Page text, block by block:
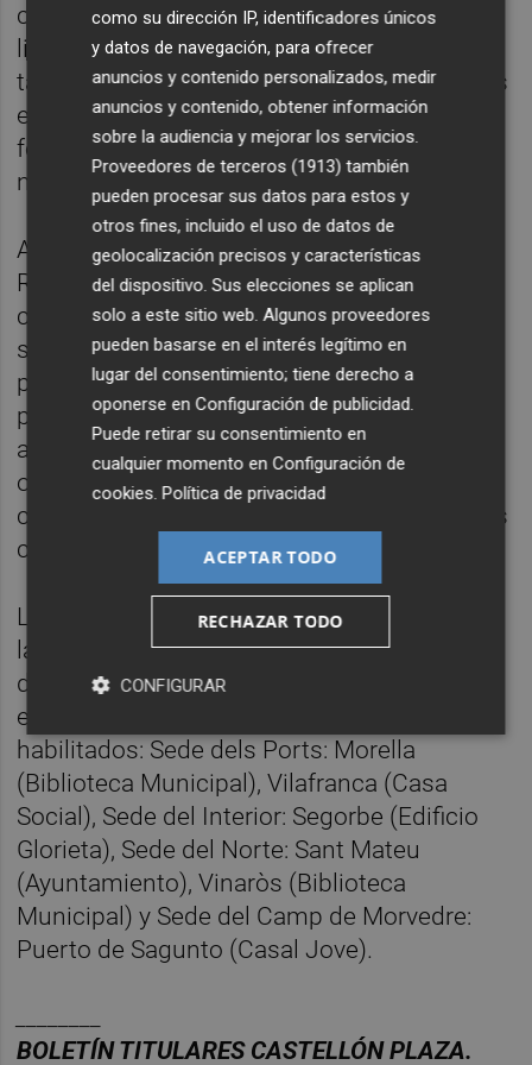
cursos de aptitudes tecnológicas y
lingüísticas, actividades de dinamización,
talleres y una amplia variedad de actividades
extraacadémicas que enriquecen la
formación del alumnado y fomentan
numerosas competencias adicionales.
Además de los estudios en el campus del
Riu Sec, la Universidad para Mayores ofrece
cursos de Ciencias Humanas y Sociales que
se desarrollan en seis municipios de la
provincia, con el objetivo de ofrecer a las
personas que residen en las zonas más
alejadas de la ciudad de Castelló la
oportunidad de ampliar conocimientos,
compartir experiencias y establecer vínculos
con la Universitat Jaume I.
Las personas interesadas en los cursos de
las sedes pueden realizar la preinscripción
durante el mismo periodo por Internet
en
habilitados: Sede dels Ports: Morella
(Biblioteca Municipal), Vilafranca (Casa
Social), Sede del Interior: Segorbe (Edificio
Glorieta), Sede del Norte: Sant Mateu
(Ayuntamiento), Vinaròs (Biblioteca
Municipal) y Sede del Camp de Morvedre:
Puerto de Sagunto (Casal Jove).
BOLETÍN TITULARES CASTELLÓN PLAZA.
como su dirección IP, identificadores únicos
y datos de navegación, para ofrecer
anuncios y contenido personalizados, medir
anuncios y contenido, obtener información
sobre la audiencia y mejorar los servicios.
Proveedores de terceros (1913) también
pueden procesar sus datos para estos y
otros fines, incluido el uso de datos de
geolocalización precisos y características
del dispositivo. Sus elecciones se aplican
solo a este sitio web. Algunos proveedores
pueden basarse en el interés legítimo en
lugar del consentimiento; tiene derecho a
oponerse enConfiguración de publicidad
Puede retirar su consentimiento en
cualquier momento enConfiguración de
cookies .Política de privacidad
ACEPTAR TODO
RECHAZAR TODO
CONFIGURAR